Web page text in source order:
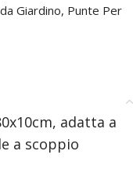
Giardino, Punte Per
adatta a
a scoppio